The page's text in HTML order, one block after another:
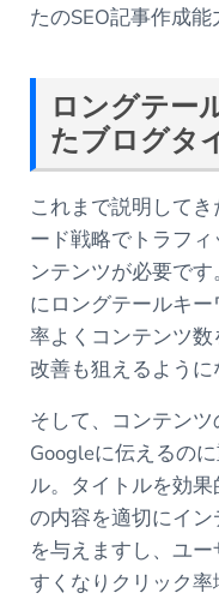
たのSEO記事作成能
ロングテー
たブログタ
これまで説明して
ード戦略でトラフ
ンテンツが必要で
にロングテールキ
率よくコンテンツ
改善も狙えるように
そして、コンテン
Googleに伝えるの
ル。タイトルを効
の内容を適切にイ
を与えますし、ユ
すくなりクリック率